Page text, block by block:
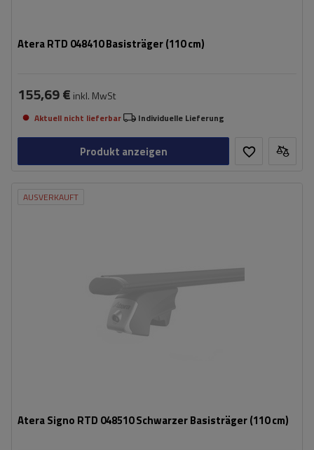
Atera RTD 048410 Basisträger (110 cm)
155,69 € inkl. MwSt
Aktuell nicht lieferbar Individuelle Lieferung
Produkt anzeigen
AUSVERKAUFT
Atera Signo RTD 048510 Schwarzer Basisträger (110 cm)